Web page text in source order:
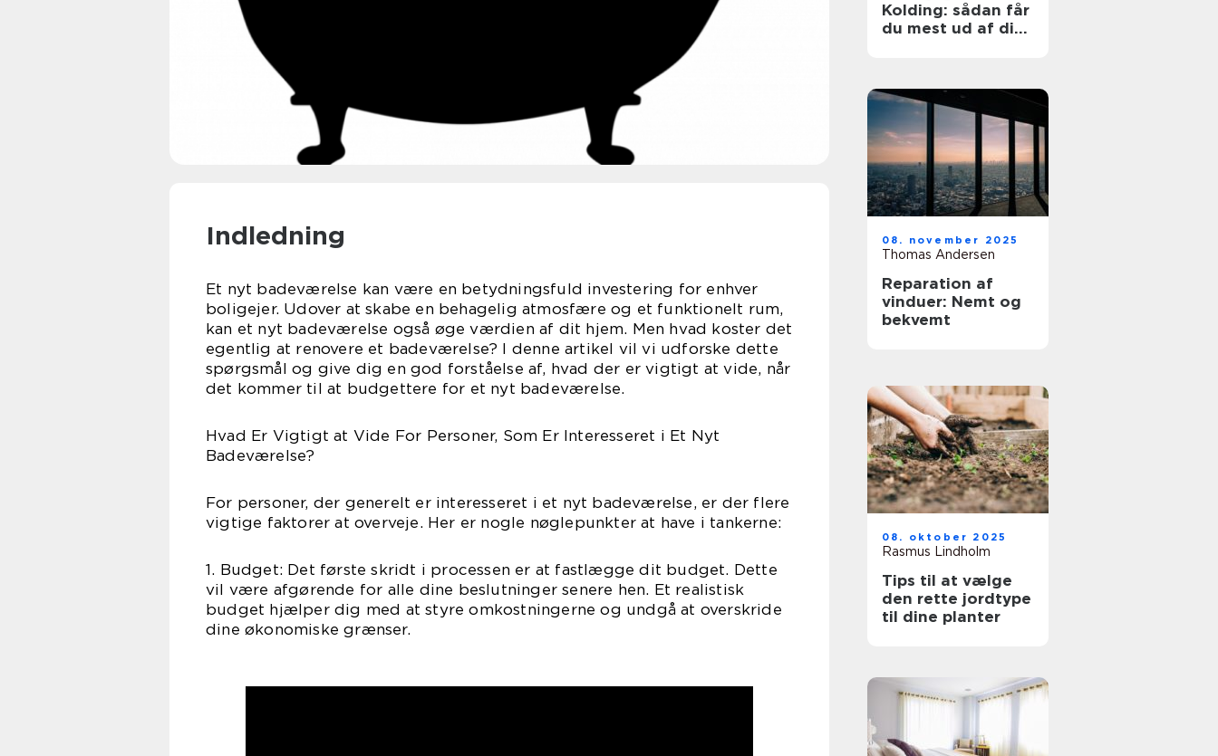
Indledning
Et nyt badeværelse kan være en betydningsfuld investering for enhver
boligejer. Udover at skabe en behagelig atmosfære og et funktionelt rum,
kan et nyt badeværelse også øge værdien af dit hjem. Men hvad koster det
egentlig at renovere et badeværelse? I denne artikel vil vi udforske dette
spørgsmål og give dig en god forståelse af, hvad der er vigtigt at vide, når
det kommer til at budgettere for et nyt badeværelse.
Hvad Er Vigtigt at Vide For Personer, Som Er Interesseret i Et Nyt
Badeværelse?
For personer, der generelt er interesseret i et nyt badeværelse, er der flere
vigtige faktorer at overveje. Her er nogle nøglepunkter at have i tankerne:
1. Budget: Det første skridt i processen er at fastlægge dit budget. Dette
vil være afgørende for alle dine beslutninger senere hen. Et realistisk
budget hjælper dig med at styre omkostningerne og undgå at overskride
dine økonomiske grænser.
Kolding: sådan får
du mest ud af dit
08. november 2025
Thomas Andersen
Reparation af
vinduer: Nemt og
bekvemt
08. oktober 2025
Rasmus Lindholm
Tips til at vælge
den rette jordtype
til dine planter